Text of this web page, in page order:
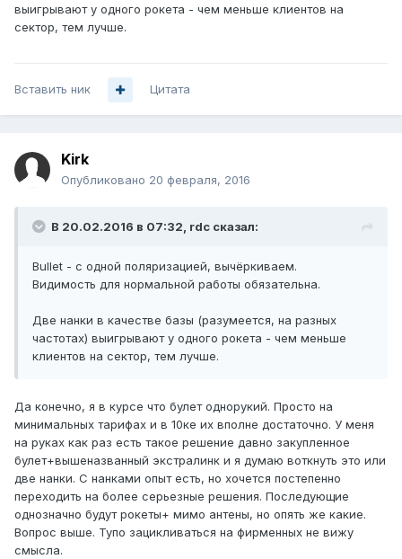
выигрывают у одного рокета - чем меньше клиентов на
сектор, тем лучше.
Вставить ник Цитата
Kirk
Опубликовано 20 февраля, 2016
В 20.02.2016 в 07:32, rdc сказал:
Bullet - с одной поляризацией, вычёркиваем.
Видимость для нормальной работы обязательна.
Две нанки в качестве базы (разумеется, на разных
частотах) выигрывают у одного рокета - чем меньше
клиентов на сектор, тем лучше.
Да конечно, я в курсе что булет однорукий. Просто на
минимальных тарифах и в 10ке их вполне достаточно. У меня
на руках как раз есть такое решение давно закупленное
булет+вышеназванный экстралинк и я думаю воткнуть это или
две нанки. С нанками опыт есть, но хочется постепенно
переходить на более серьезные решения. Последующие
однозначно будут рокеты+ мимо антены, но опять же какие.
Вопрос выше. Тупо зацикливаться на фирменных не вижу
смысла.